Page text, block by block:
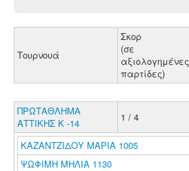
Τουρνουά
Σκορ
(σε
αξιολογημένες
παρτίδες)
ΠΡΩΤΑΘΛΗΜΑ
ΑΤΤΙΚΗΣ Κ -14
1 / 4
ΚΑΖΑΝΤΖΙΔΟΥ ΜΑΡΙΑ 1005
ΨΩΦΙΜΗ ΜΗΛΙΑ 1130